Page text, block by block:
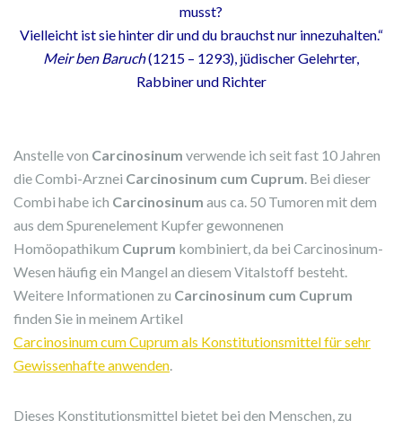
musst?
Vielleicht ist sie hinter dir und du brauchst nur innezuhalten.“
Meir ben Baruch(1215 – 1293), jüdischer Gelehrter,
Rabbiner und Richter
Anstelle von Carcinosinum verwende ich seit fast 10 Jahren
die Combi-Arznei Carcinosinum cum Cuprum. Bei dieser
Combi habe ich Carcinosinum aus ca. 50 Tumoren mit dem
aus dem Spurenelement Kupfer gewonnenen
Homöopathikum Cuprum kombiniert, da bei Carcinosinum-
Wesen häufig ein Mangel an diesem Vitalstoff besteht.
Weitere Informationen zu Carcinosinum cum Cuprum
finden Sie in meinem Artikel
Carcinosinum cum Cuprum als Konstitutionsmittel für sehr
Gewissenhafte anwenden.
Dieses Konstitutionsmittel bietet bei den Menschen, zu